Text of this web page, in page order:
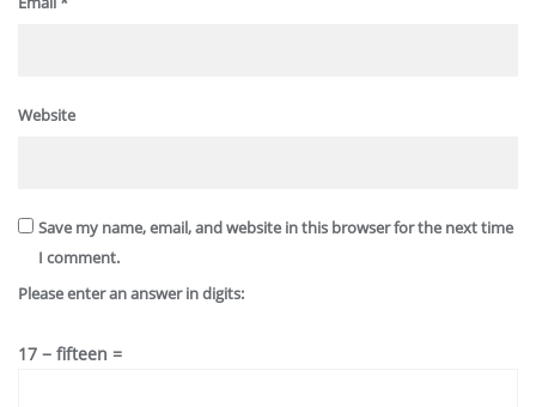
Website
Save my name, email, and website in this browser for the next time
I comment.
Please enter an answer in digits:
17 − fifteen =